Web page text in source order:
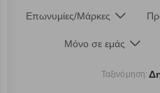
Επωνυμίες/Μάρκες
Μόνο σε εμάς
Ταξινόμηση: